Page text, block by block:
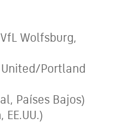
Wolfsburg,
Portland
Países Bajos)